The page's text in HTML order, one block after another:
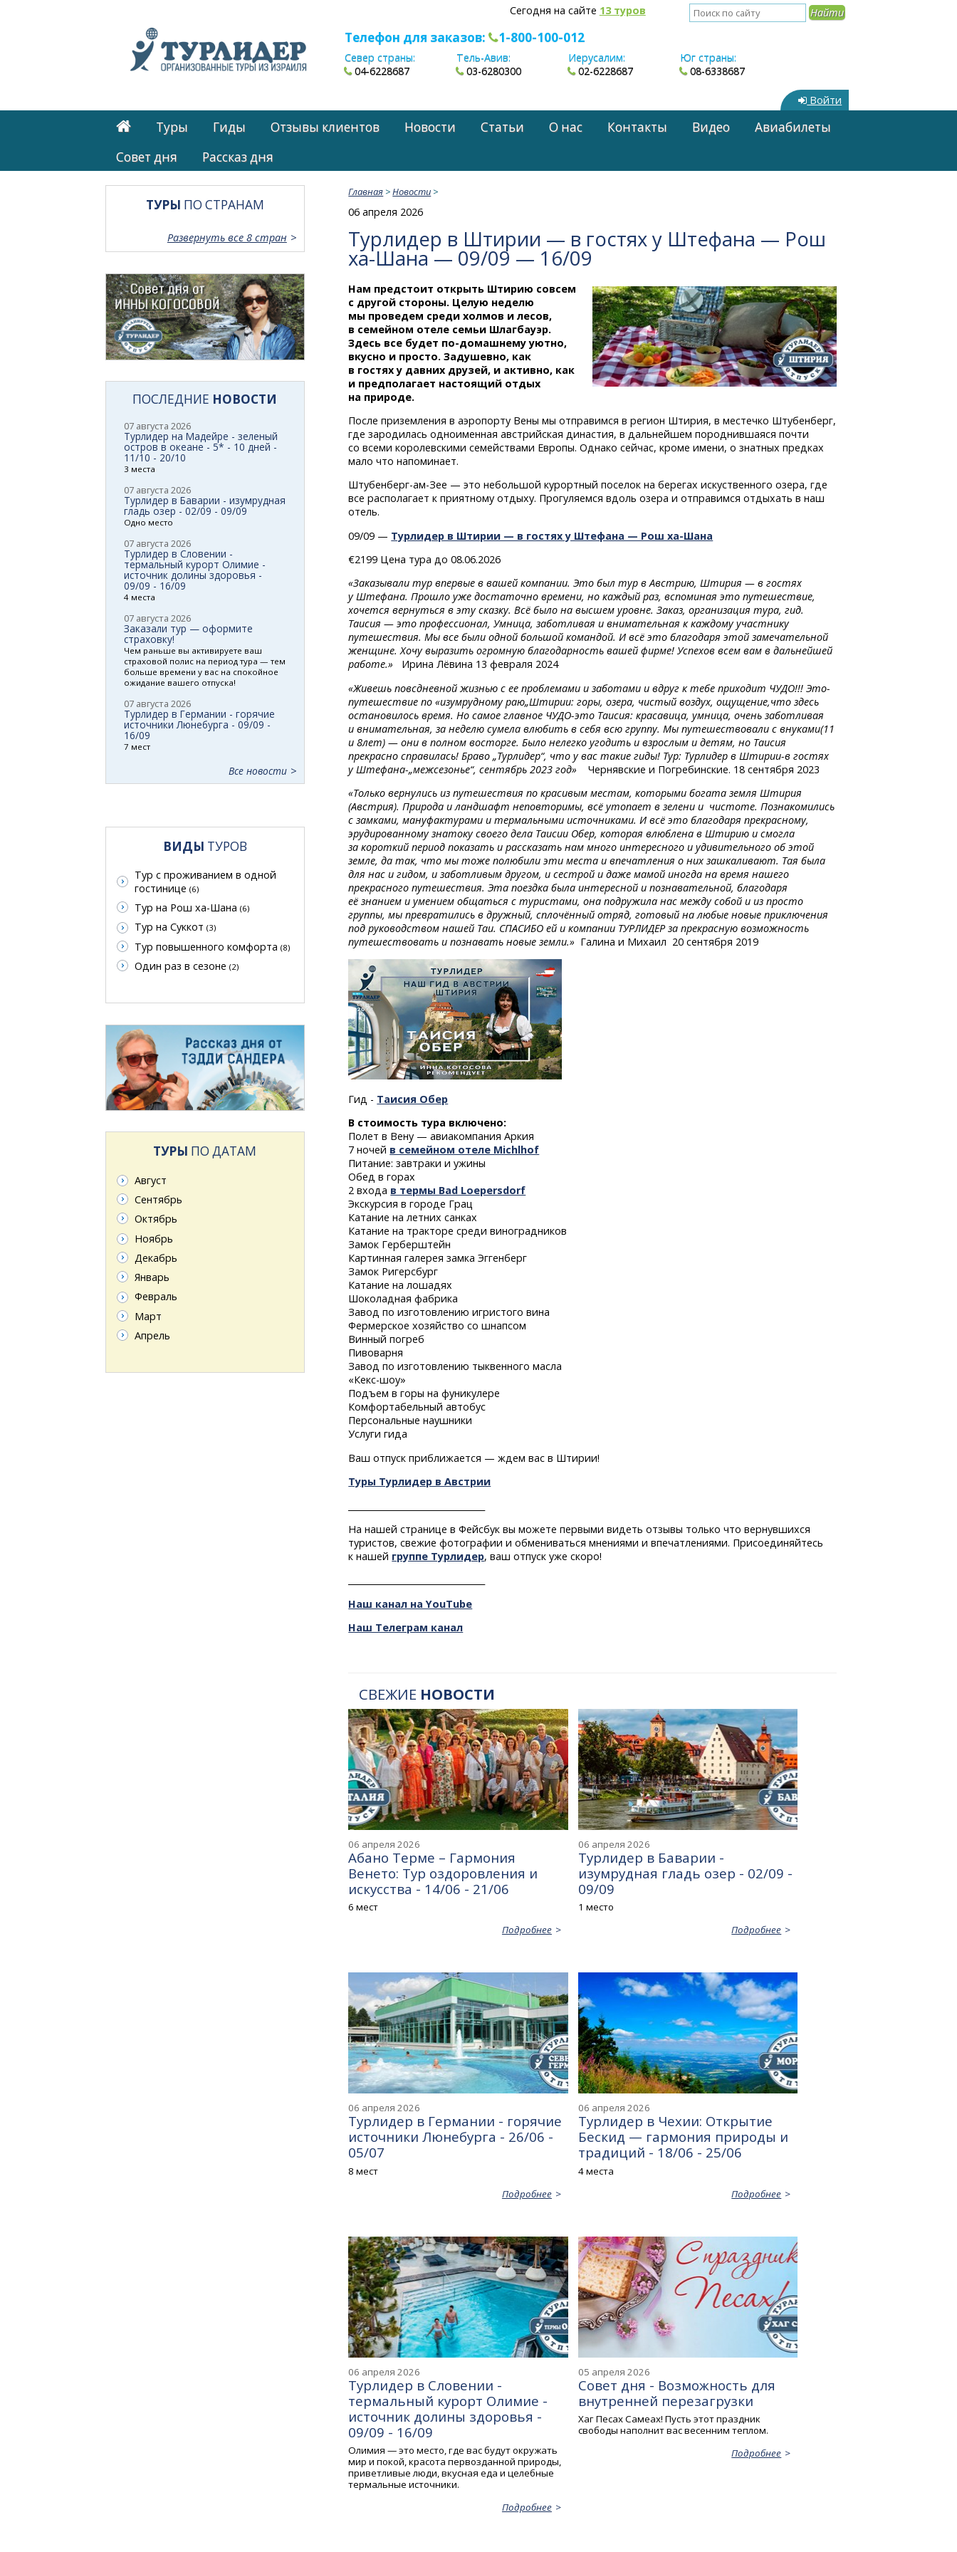
Сегодня на сайте 13 туров
Телефон для заказов: 1-800-100-012
Север страны:
04-6228687
Тель-Авив:
03-6280300
Иерусалим:
02-6228687
Юг страны:
08-6338687
Войти
Туры Гиды Отзывы клиентов Новости Статьи О нас Контакты Видео
Авиабилеты
Cовет дня
Рассказ дня
Главная >Новости >
06 апреля 2026
Турлидер в Штирии — в гостях у Штефана — Рош
ха-Шана— 09/09 — 16/09
Нам предстоит открыть Штирию совсем
с другой стороны. Целую неделю
мы проведем среди холмов и лесов,
в семейном отеле семьи Шлагбауэр.
Здесь все будет по-домашнемууютно,
вкусно и просто. Задушевно, как
в гостях у давних друзей, и активно, как
и предполагает настоящий отдых
на природе.
После приземления в аэропорту Вены мы отправимся в регион Штирия, в местечко Штубенберг,
где зародилась одноименная австрийская династия, в дальнейшем породнившаяся почти
со всеми королевскими семействами Европы. Однако сейчас, кроме имени, о знатных предках
мало что напоминает.
Штубенберг-ам-Зее — это небольшой курортный поселок на берегах искуственного озера, где
все располагает к приятному отдыху. Прогуляемся вдоль озера и отправимся отдыхать в наш
отель.
09/09 — Турлидер в Штирии — в гостях у Штефана — Рош ха-Шана
€2199 Цена тура до 08.06.2026
«Заказывали тур впервые в вашей компании. Это был тур в Австрию, Штирия — в гостях
у Штефана. Прошло уже достаточно времени, но каждый раз, вспоминая это путешествие,
хочется вернуться в эту сказку. Всё было на высшем уровне. Заказ, организация тура, гид.
Таисия — это профессионал, Умница, заботливая и внимательная к каждому участнику
путешествия. Мы все были одной большой командой. И всё это благодаря этой замечательной
женщине. Хочу выразить огромную благодарность вашей фирме! Успехов всем вам в дальнейшей
работе.»
Ирина Лёвина 13 февраля 2024
«Живешь повсдневной жизнью с ее проблемами и заботами и вдруг к тебе приходит ЧУДО!!! Это-
путешествие по «изумрудному раю„Штирии: горы, озера, чистый воздух, ощущение,что здесь
остановилось время. Но самое главное ЧУДО-это Таисия: красавица, умница, очень заботливая
и внимательная, за неделю сумела влюбить в себя всю группу. Мы путешествовали с внуками(11
и 8лет) — они в полном восторге. Было нелегко угодить и взрослым и детям, но Таисия
прекрасно справилась! Браво „Турлидер“, что у вас такие гиды! Тур: Турлидерв Штирии-в гостях
у Штефана-„межсезонье“, сентябрь 2023 год»
Чернявские и Погребинские. 18 сентября 2023
«Только вернулись из путешествия по красивым местам, которыми богата земля Штирия
(Австрия). Природа и ландшафт неповторимы, всё утопает в зелени и чистоте. Познакомились
с замками, мануфактурами и термальными источниками. И всё это благодаря прекрасному,
эрудированному знатоку своего дела Таисии Обер, которая влюблена в Штирию и смогла
за короткий период показать и рассказать нам много интересного и удивительного об этой
земле, да так, что мы тоже полюбили эти места и впечатления о них зашкаливают. Тая была
для нас и гидом, и заботливым другом, и сестрой и даже мамой иногда на время нашего
прекрасного путешествия. Эта поездка была интересной и познавательной, благодаря
её знанием и умением общаться с туристами, она подружила нас между собой и из просто
группы, мы превратились в дружный, сплочённый отряд, готовый на любые новые приключения
под руководством нашей Таи. СПАСИБО ей и компании ТУРЛИДЕР за прекрасную возможность
путешествовать и познавать новые земли.» Галина и Михаил 20 сентября 2019
Гид - Таисия Обер
В стоимость тура включено:
Полет в Вену — авиакомпания Аркия
7 ночей в семейном отеле Michlhof
Питание: завтраки и ужины
Обед в горах
2 входа в термы Bad Loepersdorf
Экскурсия в городе Грац
Катание на летних санках
Катание на тракторе среди виноградников
Замок Герберштейн
Картинная галерея замка Эггенберг
Замок Ригерсбург
Катание на лошадях
Шоколадная фабрика
Завод по изготовлению игристого вина
Фермерское хозяйство со шнапсом
Винный погреб
Пивоварня
Завод по изготовлению тыквенного масла
«Кекс-шоу»
Подъем в горы на фуникулере
Комфортабельный автобус
Персональные наушники
Услуги гида
Ваш отпуск приближается — ждем вас в Штирии!
Туры Турлидер в Австрии
На нашей странице в Фейсбук вы можете первыми видеть отзывы только что вернувшихся
туристов, свежие фотографии и обмениваться мнениями и впечатлениями. Присоединяйтесь
к нашей группе Турлидер, ваш отпуск уже скоро!
Наш канал на YouTube
Наш Телеграм канал
СВЕЖИЕ НОВОСТИ
06 апреля 2026
Абано Терме – Гармония
Венето: Тур оздоровления и
искусства - 14/06 - 21/06
6 мест
Подробнее
06 апреля 2026
Турлидер в Баварии -
изумрудная гладь озер - 02/09 -
09/09
1 место
Подробнее
06 апреля 2026
Турлидер в Германии - горячие
источники Люнебурга - 26/06 -
05/07
8 мест
Подробнее
06 апреля 2026
Турлидер в Чехии: Открытие
Бескид — гармония природы и
традиций - 18/06 - 25/06
4 места
Подробнее
06 апреля 2026
Турлидер в Словении -
термальный курорт Олимие -
источник долины здоровья -
09/09 - 16/09
Олимия — это место, где вас будут окружать
мир и покой, красота первозданной природы,
приветливые люди, вкусная еда и целебные
термальные источники.
Подробнее
05 апреля 2026
Совет дня - Возможность для
внутренней перезагрузки
Хаг Песах Самеах! Пусть этот праздник
свободы наполнит вас весенним теплом.
Подробнее
ТУРЫ ПО СТРАНАМ
Развернуть все 8 стран
ПОСЛЕДНИЕ НОВОСТИ
07 августа 2026
Турлидер на Мадейре - зеленый
остров в океане - 5* - 10 дней -
11/10 - 20/10
3 места
07 августа 2026
Турлидер в Баварии - изумрудная
гладь озер - 02/09 - 09/09
Одно место
07 августа 2026
Турлидер в Словении -
термальный курорт Олимие -
источник долины здоровья -
09/09 - 16/09
4 места
07 августа 2026
Заказали тур — оформите
страховку!
Чем раньше вы активируете ваш
страховой полис на период тура — тем
больше времени у вас на спокойное
ожидание вашего отпуска!
07 августа 2026
Турлидер в Германии - горячие
источники Люнебурга - 09/09 -
16/09
7 мест
Все новости
ВИДЫ ТУРОВ
Тур с проживанием в одной
гостинице (6)
Тур на Рош ха-Шана (6)
Тур на Суккот (3)
Тур повышенного комфорта (8)
Один раз в сезоне (2)
ТУРЫ ПО ДАТАМ
Август
Сентябрь
Октябрь
Ноябрь
Декабрь
Январь
Февраль
Март
Апрель